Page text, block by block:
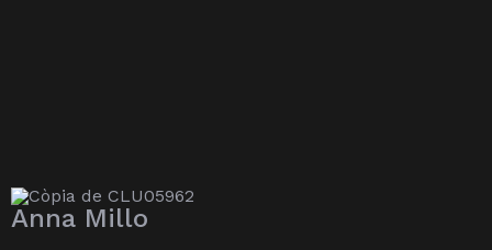
Anna Millo